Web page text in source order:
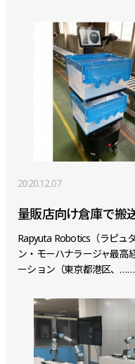
2020.12.07
量販店向け倉庫で搬
Rapyuta Robotics（ラピュ
ン・モーハナラージャ最高
ーション（東京都港区、……